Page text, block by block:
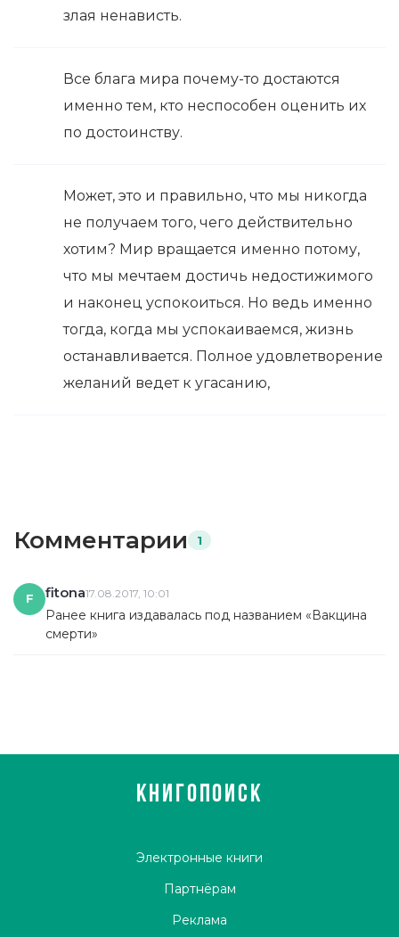
злая ненависть.
Все блага мира почему-то достаются
именно тем, кто неспособен оценить их
по достоинству.
Может, это и правильно, что мы никогда
не получаем того, чего действительно
хотим? Мир вращается именно потому,
что мы мечтаем достичь недостижимого
и наконец успокоиться. Но ведь именно
тогда, когда мы успокаиваемся, жизнь
останавливается. Полное удовлетворение
желаний ведет к угасанию,
Комментарии 1
F fitona17.08.2017, 10:01
Ранее книга издавалась под названием «Вакцина
смерти»
КНИГОПОИСК
Электронные книги
Партнёрам
Реклама